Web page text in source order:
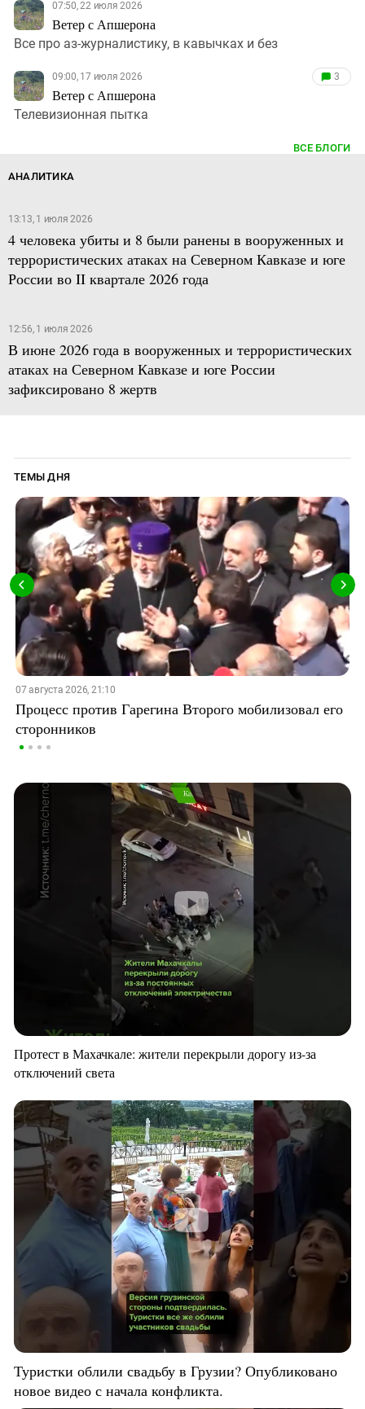
07:50, 22 июля 2026
Ветер с Апшерона
Все про аз-журналистику, в кавычках и без
09:00, 17 июля 2026
Ветер с Апшерона
3
Телевизионная пытка
ВСЕ БЛОГИ
АНАЛИТИКА
13:13, 1 июля 2026
4 человека убиты и 8 были ранены в вооруженных и
террористических атаках на Северном Кавказе и юге
России во II квартале 2026 года
12:56, 1 июля 2026
В июне 2026 года в вооруженных и террористических
атаках на Северном Кавказе и юге России
зафиксировано 8 жертв
ТЕМЫ ДНЯ
07 августа 2026, 21:10
Процесс против Гарегина Второго мобилизовал его
сторонников
Протест в Махачкале: жители перекрыли дорогу из-за
отключений света
Туристки облили свадьбу в Грузии? Опубликовано
новое видео с начала конфликта.